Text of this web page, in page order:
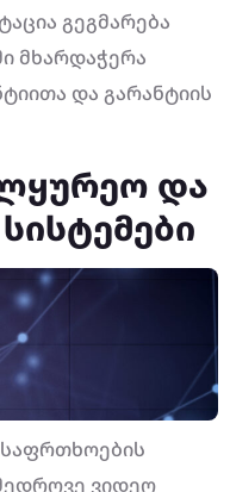
გეგმარება
მხარდაჭერა
და გარანტიის
და
ვიდეო